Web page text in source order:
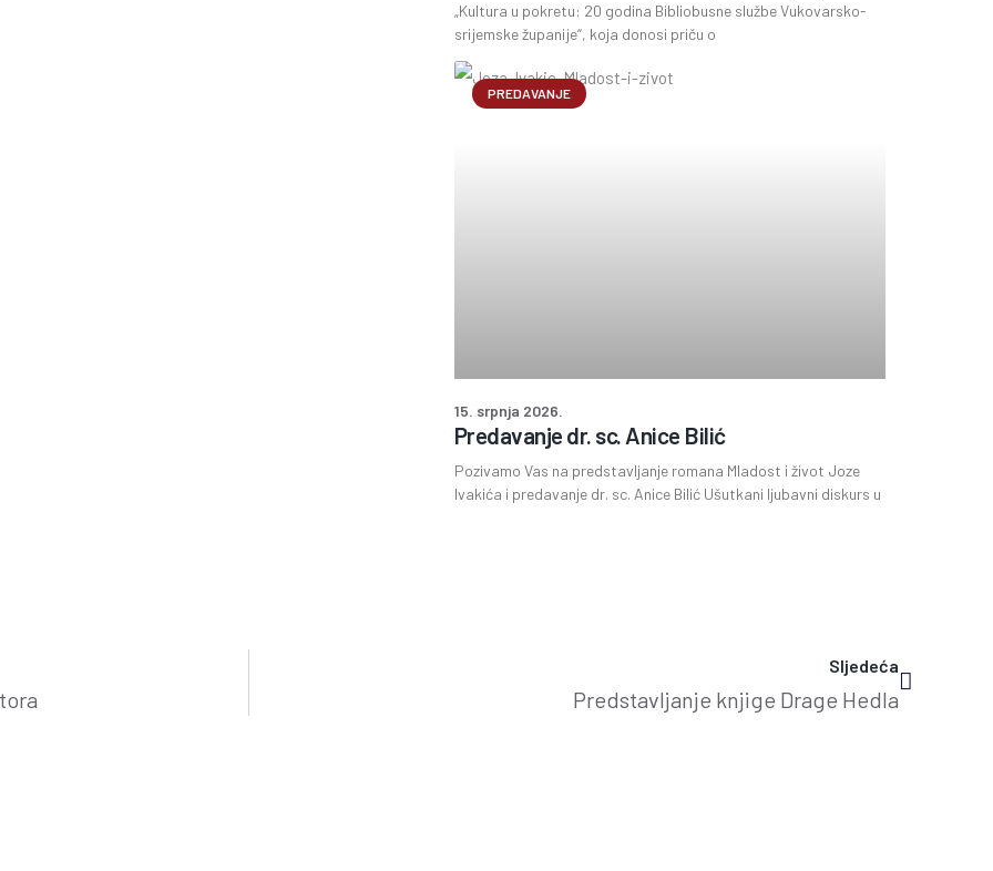
„Kultura u pokretu: 20 godina Bibliobusne službe Vukovarsko-
srijemske županije“, koja donosi priču o
PREDAVANJE
Predavanje dr. sc. Anice Bilić
Pozivamo Vas na predstavljanje romana Mladost i život Joze
Ivakića i predavanje dr. sc. Anice Bilić Ušutkani ljubavni diskurs u
15. srpnja 2026.
Sljedeća
Predstavljanje knjige Drage Hedla